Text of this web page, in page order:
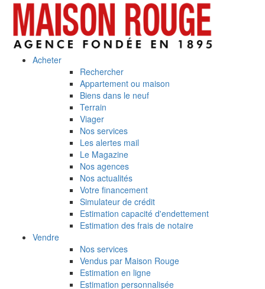
Acheter
Rechercher
Appartement ou maison
Biens dans le neuf
Terrain
Viager
Nos services
Les alertes mail
Le Magazine
Nos agences
Nos actualités
Votre financement
Simulateur de crédit
Estimation capacité d'endettement
Estimation des frais de notaire
Vendre
Nos services
Vendus par Maison Rouge
Estimation en ligne
Estimation personnalisée